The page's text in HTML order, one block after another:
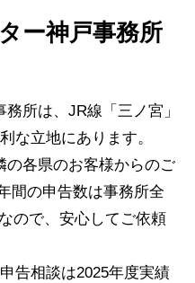
ー神戸事務所
所は、JR線「三ノ宮」
な立地にあります。
の各県のお客様からのご
間の申告数は事務所全
ので、安心してご依頼
告相談は2025年度実績